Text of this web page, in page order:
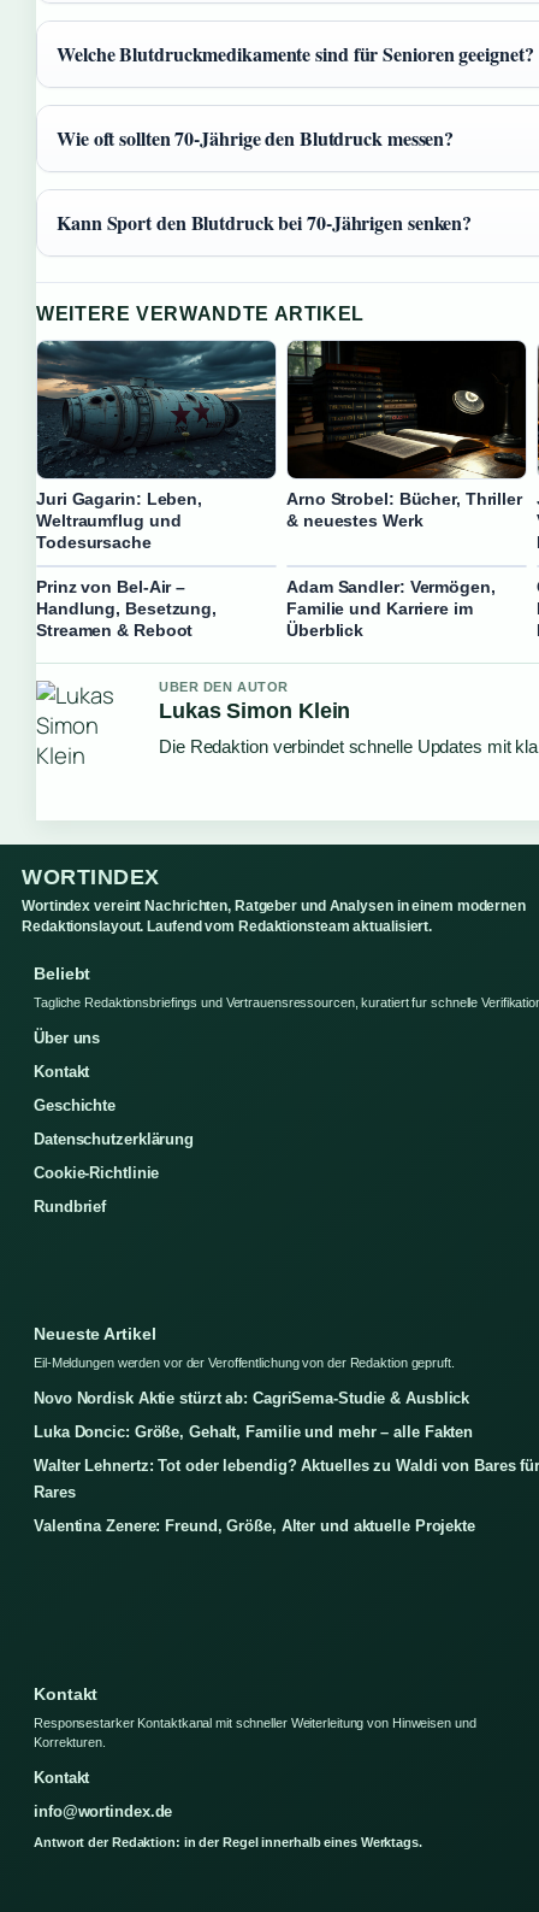
Welche Blutdruckmedikamente sind für Senioren geeignet?
Wie oft sollten 70-Jährige den Blutdruck messen?
Kann Sport den Blutdruck bei 70-Jährigen senken?
WEITERE VERWANDTE ARTIKEL
Juri Gagarin: Leben,
Weltraumflug und
Todesursache
Arno Strobel: Bücher, Thriller
& neuestes Werk
Prinz von Bel-Air –
Handlung, Besetzung,
Streamen & Reboot
Adam Sandler: Vermögen,
Familie und Karriere im
Überblick
UBER DEN AUTOR
Lukas Simon Klein
Die Redaktion verbindet schnelle Updates mit
WORTINDEX
Wortindex vereint Nachrichten, Ratgeber und Analysen in einem modernen
Redaktionslayout. Laufend vom Redaktionsteam aktualisiert.
Beliebt
Tagliche Redaktionsbriefings und Vertrauensressourcen, kuratiert fur schnelle
Über uns
Kontakt
Geschichte
Datenschutzerklärung
Cookie-Richtlinie
Rundbrief
Neueste Artikel
Eil-Meldungen werden vor der Veroffentlichung von der Redaktion gepruft.
Novo Nordisk Aktie stürzt ab: CagriSema-Studie & Ausblick
Luka Doncic: Größe, Gehalt, Familie und mehr – alle Fakten
Walter Lehnertz: Tot oder lebendig? Aktuelles zu Waldi von Bares
Rares
Valentina Zenere: Freund, Größe, Alter und aktuelle Projekte
Kontakt
Responsestarker Kontaktkanal mit schneller Weiterleitung von Hinweisen und
Korrekturen.
Kontakt
info@wortindex.de
Antwort der Redaktion: in der Regel innerhalb eines Werktags.